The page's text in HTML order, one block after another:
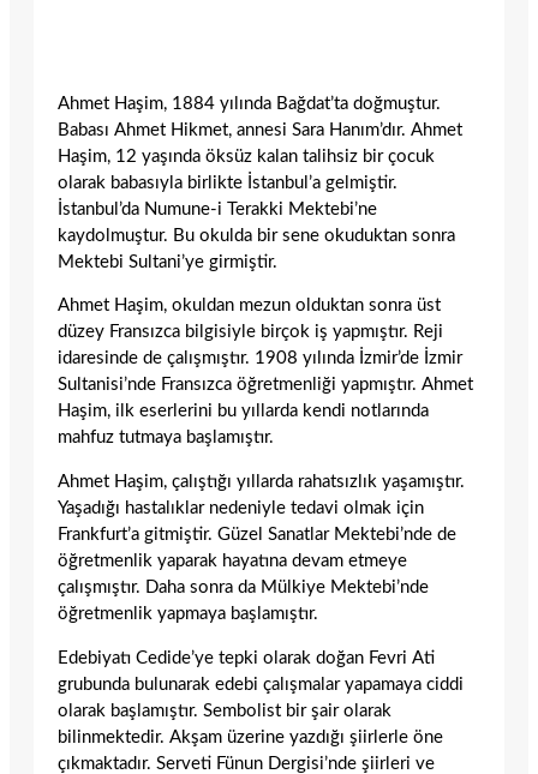
Ahmet Haşim, 1884 yılında Bağdat’ta doğmuştur.
Babası Ahmet Hikmet, annesi Sara Hanım’dır. Ahmet
Haşim, 12 yaşında öksüz kalan talihsiz bir çocuk
olarak babasıyla birlikte İstanbul’a gelmiştir.
İstanbul’da Numune-i Terakki Mektebi’ne
kaydolmuştur. Bu okulda bir sene okuduktan sonra
Mektebi Sultani’ye girmiştir.
Ahmet Haşim, okuldan mezun olduktan sonra üst
düzey Fransızca bilgisiyle birçok iş yapmıştır. Reji
idaresinde de çalışmıştır. 1908 yılında İzmir’de İzmir
Sultanisi’nde Fransızca öğretmenliği yapmıştır. Ahmet
Haşim, ilk eserlerini bu yıllarda kendi notlarında
mahfuz tutmaya başlamıştır.
Ahmet Haşim, çalıştığı yıllarda rahatsızlık yaşamıştır.
Yaşadığı hastalıklar nedeniyle tedavi olmak için
Frankfurt’a gitmiştir. Güzel Sanatlar Mektebi’nde de
öğretmenlik yaparak hayatına devam etmeye
çalışmıştır. Daha sonra da Mülkiye Mektebi’nde
öğretmenlik yapmaya başlamıştır.
Edebiyatı Cedide’ye tepki olarak doğan Fevri Ati
grubunda bulunarak edebi çalışmalar yapamaya ciddi
olarak başlamıştır. Sembolist bir şair olarak
bilinmektedir. Akşam üzerine yazdığı şiirlerle öne
çıkmaktadır. Serveti Fünun Dergisi’nde şiirleri ve